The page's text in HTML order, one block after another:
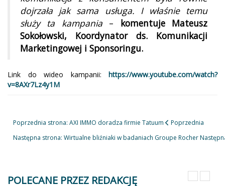
dojrzała jak sama usługa. I właśnie temu
służy ta kampania– komentuje Mateusz
Sokołowski, Koordynator ds. Komunikacji
Marketingowej i Sponsoringu.
Link do wideo kampanii: https://www.youtube.com/watch?
v=8AXr7Lz4y1M
Poprzednia strona: AXI IMMO doradza firmie Tatuum
Poprzednia
Następna strona: Wirtualne bliźniaki w badaniach Groupe Rocher
POLECANE PRZEZ REDAKCJĘ